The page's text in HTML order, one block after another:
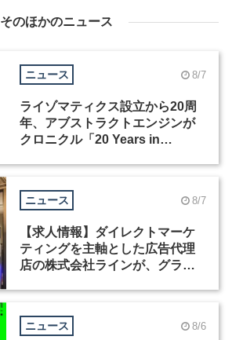
そのほかのニュース
ニュース 8/7
ライゾマティクス設立から20周
年、アブストラクトエンジンが
クロニクル「20 Years in
ニュース 8/7
【求人情報】ダイレクトマーケ
ティングを主軸とした広告代理
店の株式会社ラインが、グラフ
ニュース 8/6